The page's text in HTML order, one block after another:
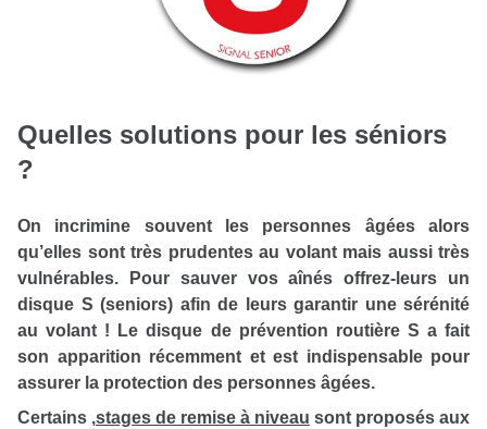
Quelles solutions pour les séniors
?
On incrimine souvent les personnes âgées alors
qu’elles sont très prudentes au volant mais aussi très
vulnérables. Pour sauver vos aînés offrez-leurs un
disque S (seniors) afin de leurs garantir une sérénité
au volant ! Le disque de prévention routière S a fait
son apparition récemment et est indispensable pour
assurer la protection des personnes âgées.
Certains ,stages de remise à niveau sont proposés aux